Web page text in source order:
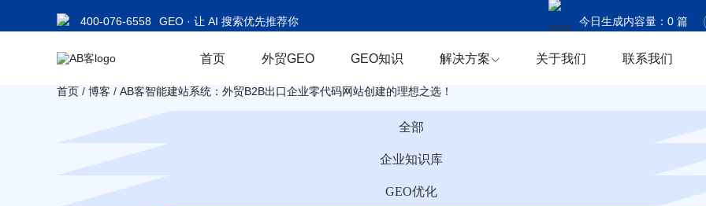
400-076-6558 GEO · 让 AI 搜索优先推荐你 今日生成内容量： 0篇
今日商机捕获： 0条
首页 外贸GEO GEO知识 解决方案 关于我们 联系我们
首页 / 博客 / AB客智能建站系统：外贸B2B出口企业零代码网站创建的理想之选！
全部
企业知识库
GEO优化